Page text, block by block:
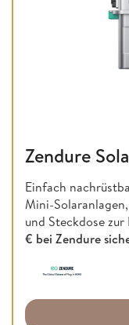
Zendure
Einfach
Mini-
und Steckdose
€ bei Zendure